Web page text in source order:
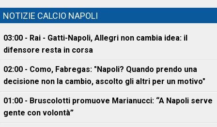
NOTIZIE CALCIO NAPOLI
03:00 - Rai - Gatti-Napoli, Allegri non cambia idea: il
difensore resta in corsa
02:00 - Como, Fabregas: "Napoli? Quando prendo una
decisione non la cambio, ascolto gli altri per un motivo"
01:00 - Bruscolotti promuove Marianucci: “A Napoli serve
gente con volontà”